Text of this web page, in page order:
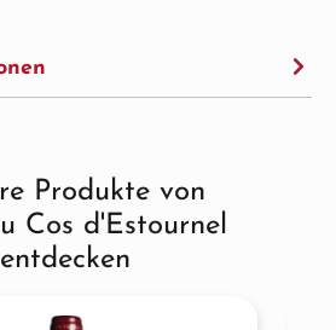
überspringen
Produkte von
Cos d'Estournel
entdecken